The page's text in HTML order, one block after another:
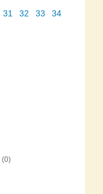
31 32 33
34
(0)